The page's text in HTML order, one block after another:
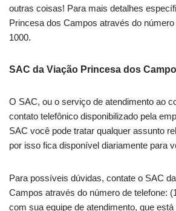
outras coisas! Para mais detalhes
Princesa dos Campos através do
1000.
SAC da Viação Princesa dos
O SAC, ou o serviço de atendimento ao
contato telefônico disponibilizado pela
SAC você pode tratar qualquer assunto
por isso fica disponível diariamente para
Para possíveis dúvidas, contate o SAC
Campos através do número de telefone:
com sua equipe de atendimento, que